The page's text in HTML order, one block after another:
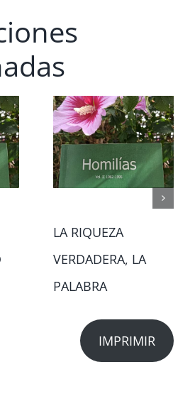
LA RIQUEZA
VERDADERA, LA
PALABRA
IMPRIMIR